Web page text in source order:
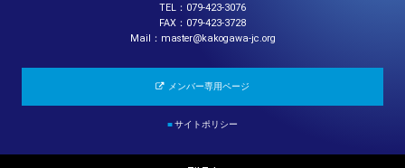
TEL：079-423-3076
FAX：079-423-3728
Mail：master@kakogawa-jc.org
メンバー専用ページ
■サイトポリシー